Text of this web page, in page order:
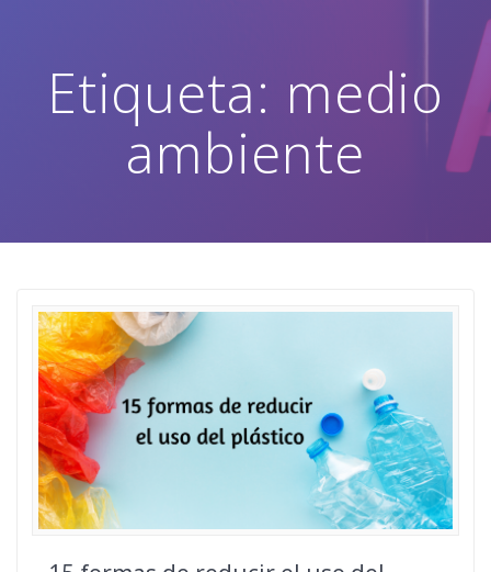
Etiqueta: medio
ambiente